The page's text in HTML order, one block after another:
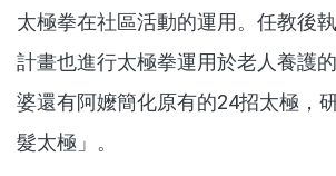
太極拳在社區活動的運用。任教後
計畫也進行太極拳運用於老人養護
婆還有阿嬤簡化原有的24招太極，
髮太極」。